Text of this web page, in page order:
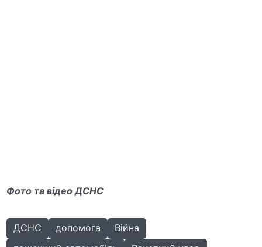
Фото та відео ДСНС
ДСНС допомога
Війна